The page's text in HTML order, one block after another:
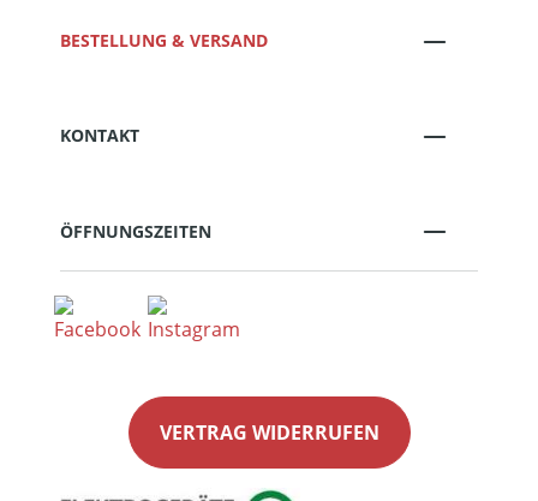
BESTELLUNG & VERSAND
KONTAKT
ÖFFNUNGSZEITEN
VERTRAG WIDERRUFEN